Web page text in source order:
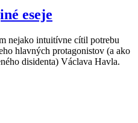
eseje
nejako intuitívne cítil potrebu
hlavných protagonistov (a ako
disidenta) Václava Havla.